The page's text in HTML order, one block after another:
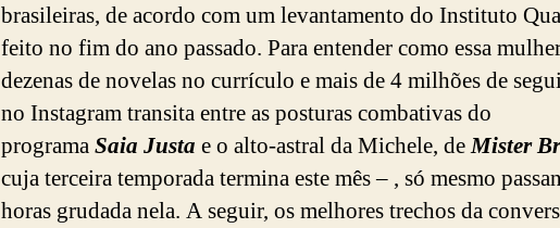
brasileiras, de acordo com um levantamento do Instituto
feito no fim do ano passado. Para entender como essa
dezenas de novelas no currículo e mais de 4 milhões de
no Instagram transita entre as posturas combativas do
programaSaia Justa e o alto-astral da Michele, deMister
cuja terceira temporada termina este mês – , só mesmo
horas grudada nela. A seguir, os melhores trechos da